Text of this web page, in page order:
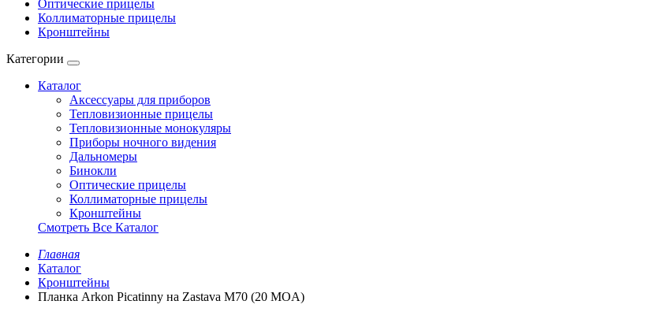
Оптические прицелы
Коллиматорные прицелы
Кронштейны
Категории
Каталог
Аксессуары для приборов
Тепловизионные прицелы
Тепловизионные монокуляры
Приборы ночного видения
Дальномеры
Бинокли
Оптические прицелы
Коллиматорные прицелы
Кронштейны
Смотреть Все Каталог
Главная
Каталог
Кронштейны
Планка Arkon Picatinny на Zastava M70 (20 MOA)